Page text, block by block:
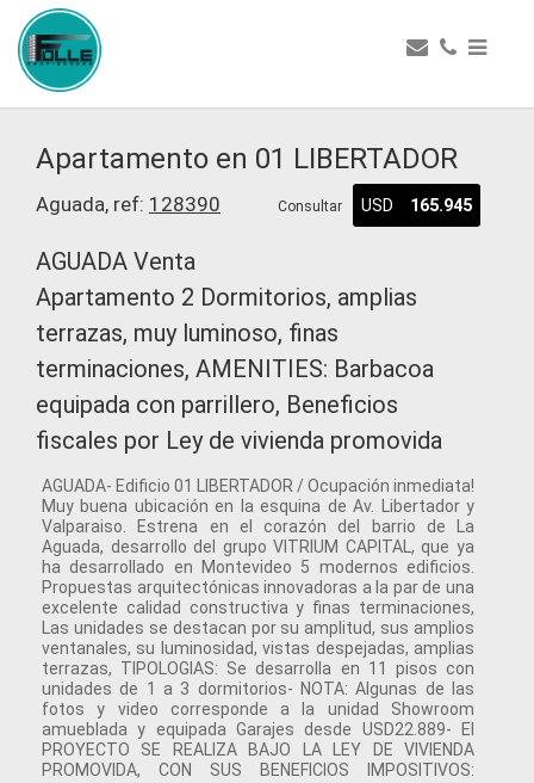
Apartamento en 01 LIBERTADOR
Aguada, ref: 128390 Consultar USD 165.945
AGUADA Venta
Apartamento 2 Dormitorios, amplias
terrazas, muy luminoso, finas
terminaciones, AMENITIES: Barbacoa
equipada con parrillero, Beneficios
fiscales por Ley de vivienda promovida
AGUADA- Edificio 01 LIBERTADOR / Ocupación inmediata!
Muy buena ubicación en la esquina de Av. Libertador y
Valparaiso. Estrena en el corazón del barrio de La
Aguada, desarrollo del grupo VITRIUM CAPITAL, que ya
ha desarrollado en Montevideo 5 modernos edificios.
Propuestas arquitectónicas innovadoras a la par de una
excelente calidad constructiva y finas terminaciones,
Las unidades se destacan por su amplitud, sus amplios
ventanales, su luminosidad, vistas despejadas, amplias
terrazas, TIPOLOGIAS: Se desarrolla en 11 pisos con
unidades de 1 a 3 dormitorios- NOTA: Algunas de las
fotos y video corresponde a la unidad Showroom
amueblada y equipada Garajes desde USD22.889- El
PROYECTO SE REALIZA BAJO LA LEY DE VIVIENDA
PROMOVIDA, CON SUS BENEFICIOS IMPOSITIVOS: